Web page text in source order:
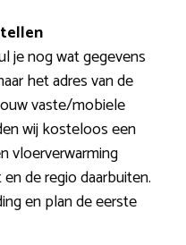
je nog wat gegevens
het adres van de
vaste/mobiele
wij kosteloos een
vloerverwarming
de regio daarbuiten.
en plan de eerste